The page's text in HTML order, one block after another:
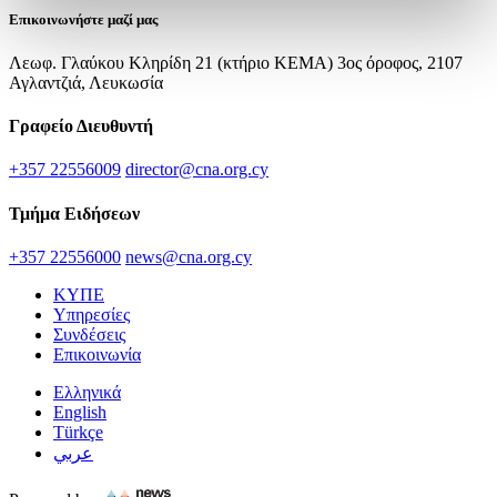
Επικοινωνήστε μαζί μας
Λεωφ. Γλαύκου Κληρίδη 21 (κτήριο ΚΕΜΑ) 3ος όροφος, 2107
Αγλαντζιά, Λευκωσία
Γραφείο Διευθυντή
+357 22556009 director@cna.org.cy
Τμήμα Ειδήσεων
+357 22556000 news@cna.org.cy
ΚΥΠΕ
Υπηρεσίες
Συνδέσεις
Επικοινωνία
Ελληνικά
English
Türkçe
عربي